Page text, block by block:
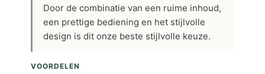
Door de combinatie van een ruime inhoud,
een prettige bediening en het stijlvolle
design is dit onze beste stijlvolle keuze.
VOORDELEN